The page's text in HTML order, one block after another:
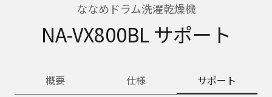
ななめドラム洗濯乾燥機
NA-VX800BL サポート
概要 仕様 サポート